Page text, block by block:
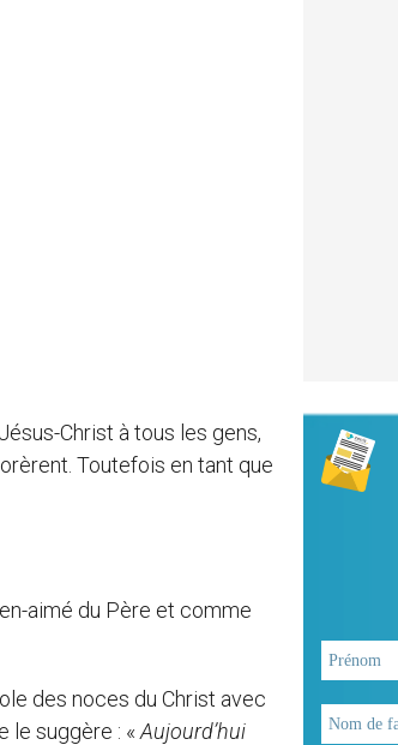
Christ à tous les gens,
Toutefois en tant que
aimé du Père et comme
des noces du Christ avec
le suggère : « Aujourd’hui